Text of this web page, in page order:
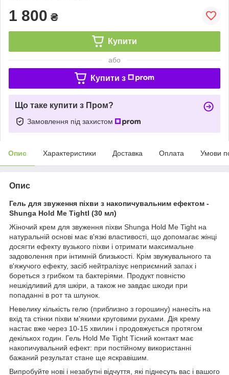
1 800 ₴
Купити
або
Купити з
Що таке купити з Пром?
Замовлення під захистом
Опис Характеристики Доставка Оплата Умови
Опис
Гель для звуження піхви з накопичувальним ефектом -
Shunga Hold Me TightI (30 мл)
Жіночий крем для звуження піхви Shunga Hold Me Tight на
натуральній основі має в'язкі властивості, що допомагає жінці
досягти ефекту вузького піхви і отримати максимальне
задоволення при інтимній близькості. Крім звужувального та
в'яжучого ефекту, засіб нейтралізує неприємний запах і
бореться з грибком та бактеріями. Продукт повністю
нешкідливий для шкіри, а також не завдає шкоди при
попаданні в рот та шлунок.
Невелику кількість гелю (приблизно з горошину) нанесіть на
вхід та стінки піхви м'якими круговими рухами. Дія крему
настає вже через 10-15 хвилин і продовжується протягом
декількох годин. Гель Hold Me Tight Тісний контакт має
накопичувальний ефект: при постійному використанні
бажаний результат стане ще яскравішим.
Випробуйте нові і незабутні відчуття, які піднесуть вас і вашого